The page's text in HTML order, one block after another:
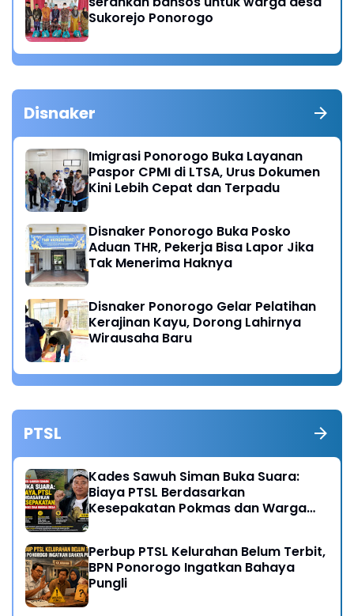
Sukorejo Ponorogo
Disnaker
Imigrasi Ponorogo Buka Layanan
Paspor CPMI di LTSA, Urus Dokumen
Kini Lebih Cepat dan Terpadu
Disnaker Ponorogo Buka Posko
Aduan THR, Pekerja Bisa Lapor Jika
Tak Menerima Haknya
Disnaker Ponorogo Gelar Pelatihan
Kerajinan Kayu, Dorong Lahirnya
Wirausaha Baru
PTSL
Kades Sawuh Siman Buka Suara:
Biaya PTSL Berdasarkan
Kesepakatan Pokmas dan Warga
Perbup PTSL Kelurahan Belum Terbit,
BPN Ponorogo Ingatkan Bahaya
Pungli